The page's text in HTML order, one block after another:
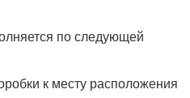
по следующей
к месту расположения